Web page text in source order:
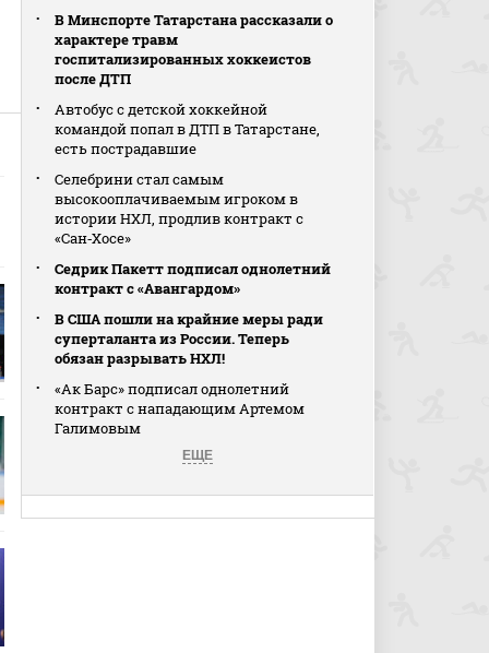
В Минспорте Татарстана рассказали о
характере травм
госпитализированных хоккеистов
после ДТП
Автобус с детской хоккейной
командой попал в ДТП в Татарстане,
есть пострадавшие
Селебрини стал самым
высокооплачиваемым игроком в
истории НХЛ, продлив контракт с
«Сан‑Хосе»
Седрик Пакетт подписал однолетний
контракт с «Авангардом»
В США пошли на крайние меры ради
суперталанта из России. Теперь
обязан разрывать НХЛ!
«Ак Барс» подписал однолетний
контракт с нападающим Артемом
Галимовым
ЕЩЕ